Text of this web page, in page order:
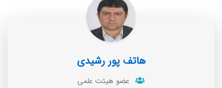
هاتف پور رشیدی
عضو هیئت علمی